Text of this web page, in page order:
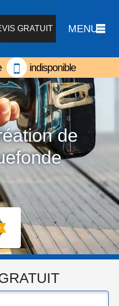
GRATUIT MENU
indisponible
de